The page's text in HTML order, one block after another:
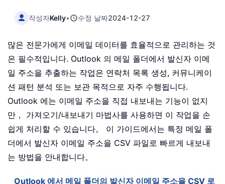
작성자Kelly• 수정 날짜2024-12-27
많은 전문가에게 이메일 데이터를 효율적으로 관리하는 것
은 필수적입니다. Outlook 의 메일 폴더에서 발신자 이메
일 주소을 추출하는 작업은 연락처 목록 생성, 커뮤니케이
션 패턴 분석 또는 보관 목적으로 자주 수행됩니다.
Outlook 에는 이메일 주소을 직접 내보내는 기능이 없지
만， 가져오기/내보내기 마법사를 사용하면 이 작업을 손
쉽게 처리할 수 있습니다。 이 가이드에서는 특정 메일 폴
더에서 발신자 이메일 주소을 CSV 파일로 빠르게 내보내
는 방법을 안내합니다。
Outlook 에서 메일 폴더의 발신자 이메일 주소을 CSV 로